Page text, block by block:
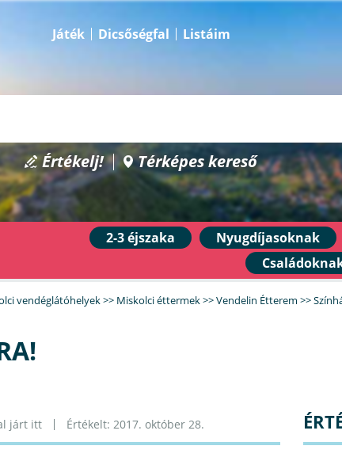
Játék Dicsőségfal Listáim
Értékelj! Térképes kereső
2-3 éjszaka Nyugdíjasoknak
vendéglátóhelyek>> Miskolci éttermek>>Vendelin Étterem >>
járt itt Értékelt: 2017. október 28.